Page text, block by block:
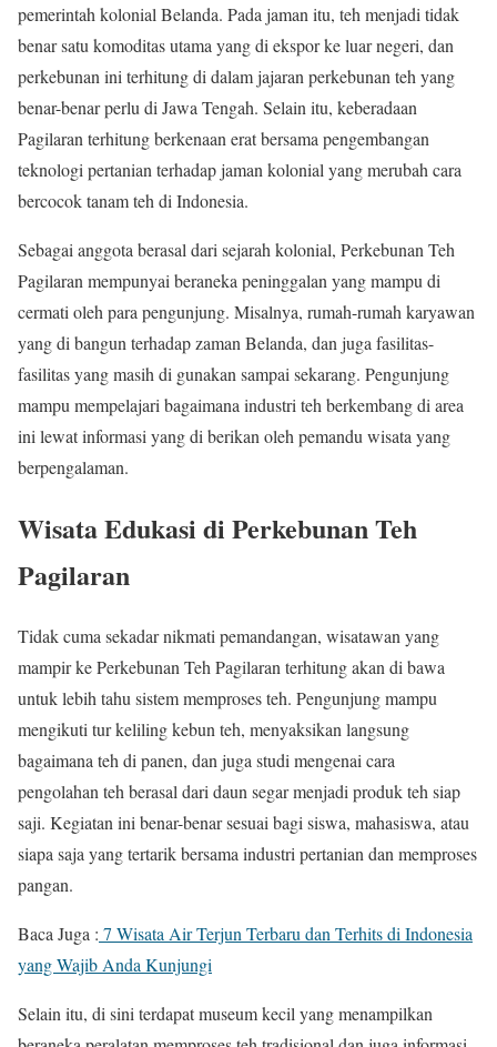
pemerintah kolonial Belanda. Pada jaman itu, teh menjadi tidak
benar satu komoditas utama yang di ekspor ke luar negeri, dan
perkebunan ini terhitung di dalam jajaran perkebunan teh yang
benar-benar perlu di Jawa Tengah. Selain itu, keberadaan
Pagilaran terhitung berkenaan erat bersama pengembangan
teknologi pertanian terhadap jaman kolonial yang merubah cara
bercocok tanam teh di Indonesia.
Sebagai anggota berasal dari sejarah kolonial, Perkebunan Teh
Pagilaran mempunyai beraneka peninggalan yang mampu di
cermati oleh para pengunjung. Misalnya, rumah-rumah karyawan
yang di bangun terhadap zaman Belanda, dan juga fasilitas-
fasilitas yang masih di gunakan sampai sekarang. Pengunjung
mampu mempelajari bagaimana industri teh berkembang di area
ini lewat informasi yang di berikan oleh pemandu wisata yang
berpengalaman.
Wisata Edukasi di Perkebunan Teh
Pagilaran
Tidak cuma sekadar nikmati pemandangan, wisatawan yang
mampir ke Perkebunan Teh Pagilaran terhitung akan di bawa
untuk lebih tahu sistem memproses teh. Pengunjung mampu
mengikuti tur keliling kebun teh, menyaksikan langsung
bagaimana teh di panen, dan juga studi mengenai cara
pengolahan teh berasal dari daun segar menjadi produk teh siap
saji. Kegiatan ini benar-benar sesuai bagi siswa, mahasiswa, atau
siapa saja yang tertarik bersama industri pertanian dan memproses
pangan.
Baca Juga : 7 Wisata Air Terjun Terbaru dan Terhits di Indonesia
yang Wajib Anda Kunjungi
Selain itu, di sini terdapat museum kecil yang menampilkan